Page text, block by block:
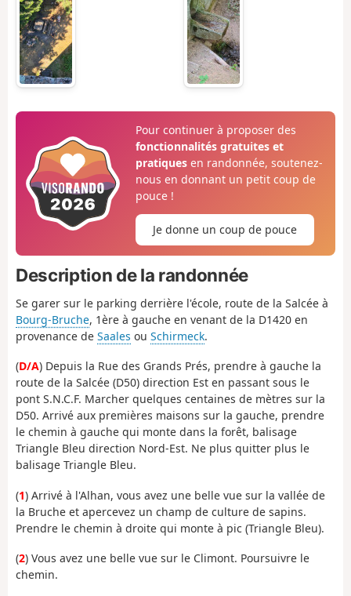
Pour continuer à proposer des
fonctionnalités gratuites et
pratiquesen randonnée, soutenez-
nous en donnant un petit coup de
pouce !
Je donne un coup de pouce
Description de la randonnée
Se garer sur le parking derrière l'école, route de la Salcée à
Bourg-Bruche, 1ère à gauche en venant de la D1420 en
provenance de Saales ou Schirmeck.
(D/A) Depuis la Rue des Grands Prés, prendre à gauche la
route de la Salcée (D50) direction Est en passant sous le
pont S.N.C.F. Marcher quelques centaines de mètres sur la
D50. Arrivé aux premières maisons sur la gauche, prendre
le chemin à gauche qui monte dans la forêt, balisage
Triangle Bleu direction Nord-Est. Ne plus quitter plus le
balisage Triangle Bleu.
(1) Arrivé à l'Alhan, vous avez une belle vue sur la vallée de
la Bruche et apercevez un champ de culture de sapins.
Prendre le chemin à droite qui monte à pic (Triangle Bleu).
(2) Vous avez une belle vue sur le Climont. Poursuivre le
chemin.